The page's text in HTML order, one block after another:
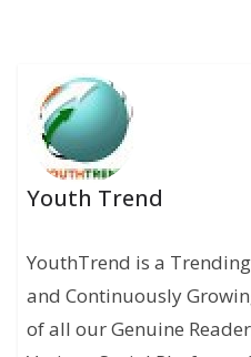
Youth Trend
YouthTrend is a
and Continuously
of all our Genuine